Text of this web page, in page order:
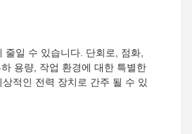
일 수 있습니다. 단회로, 점화,
용량, 작업 환경에 대한 특별한
적인 전력 장치로 간주 될 수 있